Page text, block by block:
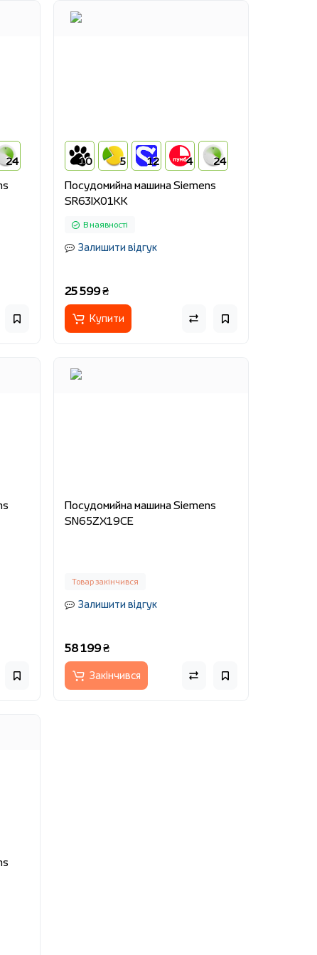
24 10 5 12 4 24
Посудомийна машина Siemens
SR63IX01KK
В наявності
Залишити відгук
25 599 ₴
Купити
Посудомийна машина Siemens
SN65ZX19CE
Товар закінчився
Залишити відгук
58 199 ₴
Закінчився